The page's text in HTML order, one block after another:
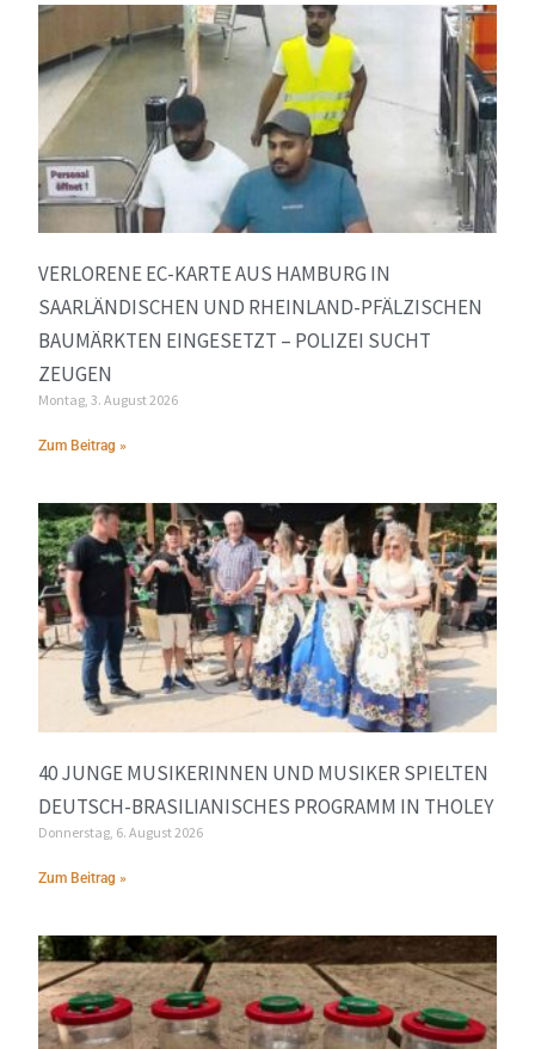
VERLORENE EC-KARTE AUS HAMBURG IN
SAARLÄNDISCHEN UND RHEINLAND-PFÄLZISCHEN
BAUMÄRKTEN EINGESETZT – POLIZEI SUCHT
ZEUGEN
Montag, 3. August 2026
Zum Beitrag »
40 JUNGE MUSIKERINNEN UND MUSIKER SPIELTEN
DEUTSCH-BRASILIANISCHES PROGRAMM IN THOLEY
Donnerstag, 6. August 2026
Zum Beitrag »